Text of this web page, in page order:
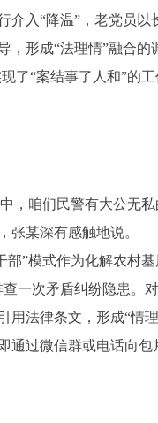
介入“降温”，老党员
，形成“法理情”融合
了“案结事了人和”的工
，咱们民警有大公无
张某深有感触地说。
部”模式作为化解农村
一次矛盾纠纷隐患。
用法律条文，形成“情
通过微信群或电话向